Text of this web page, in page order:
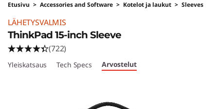
Etusivu > Accessories and Software > Kotelot ja laukut > Sleeves
LÄHETYSVALMIS
ThinkPad 15-inch Sleeve
(722)
Yleiskatsaus Tech Specs Arvostelut